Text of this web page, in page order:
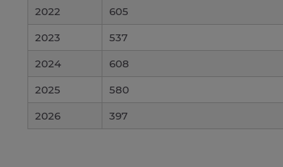
2022
605
2023
537
2024
608
2025
580
2026
397